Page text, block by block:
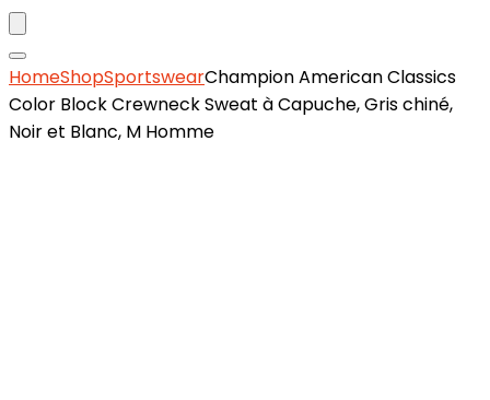
HomeShopSportswearChampion American Classics
Color Block Crewneck Sweat à Capuche, Gris chiné,
Noir et Blanc, M Homme